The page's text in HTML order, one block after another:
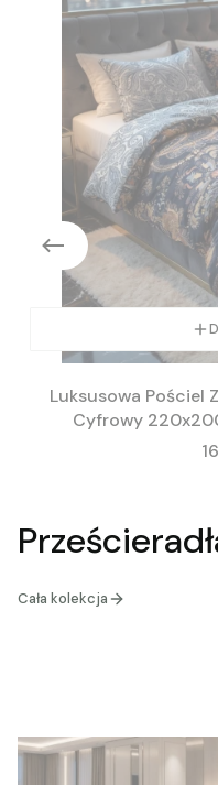
Luksusowa Pościel
Cyfrowy
Cała kolekcja